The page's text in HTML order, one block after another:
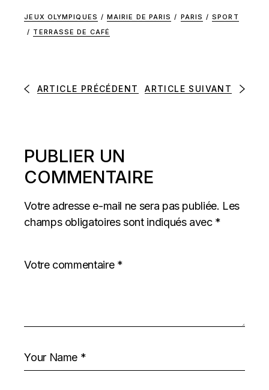
JEUX OLYMPIQUES / MAIRIE DE PARIS / PARIS / SPORT
/ TERRASSE DE CAFÉ
ARTICLE PRÉCÉDENT ARTICLE SUIVANT
PUBLIER UN
COMMENTAIRE
Votre adresse e-mail ne sera pas publiée. Les
champs obligatoires sont indiqués avec *